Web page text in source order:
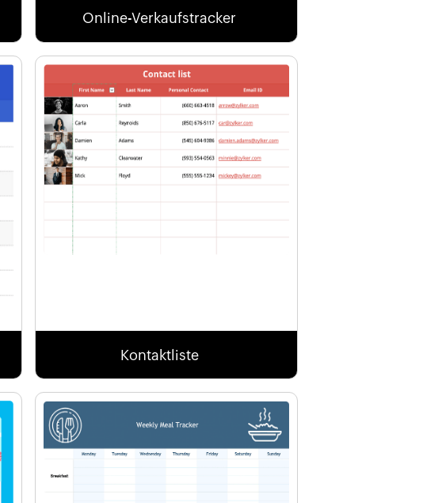
Online-Verkaufstracker
Kontaktliste